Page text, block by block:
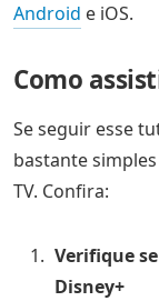
Android e iOS.
Como
Se seguir esse
bastante
TV. Confira:
Verifique
Disney+